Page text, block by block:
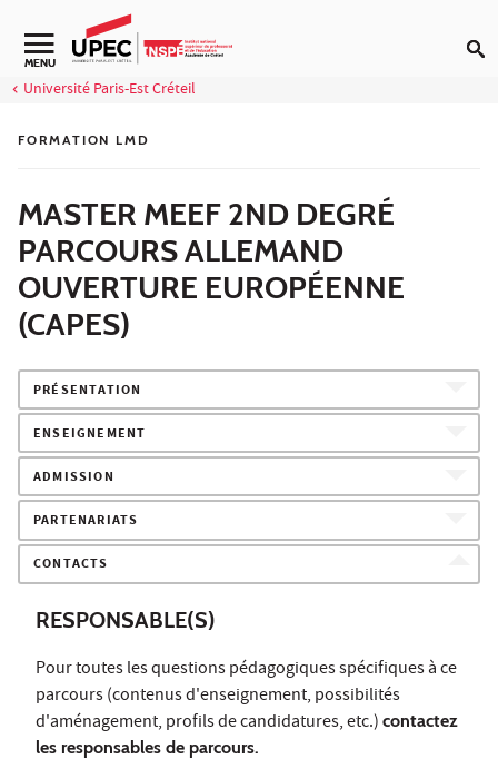
Aller au contenu
Navigation secondaire
MENU
Université Paris-Est Créteil
FORMATION LMD
MASTER MEEF 2ND DEGRÉ
PARCOURS ALLEMAND
OUVERTURE EUROPÉENNE
(CAPES)
PRÉSENTATION
ENSEIGNEMENT
ADMISSION
PARTENARIATS
CONTACTS
RESPONSABLE(S)
Pour toutes les questions pédagogiques spécifiques à ce
parcours (contenus d'enseignement, possibilités
d'aménagement, profils de candidatures, etc.) contactez
les responsables de parcours.